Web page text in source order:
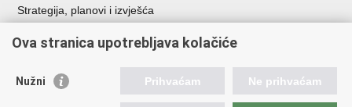
Strategija, planovi i izvješća
Korisne poveznice
Ova stranica upotrebljava kolačiće
Nužni Prihvaćam Ne prihvaćam